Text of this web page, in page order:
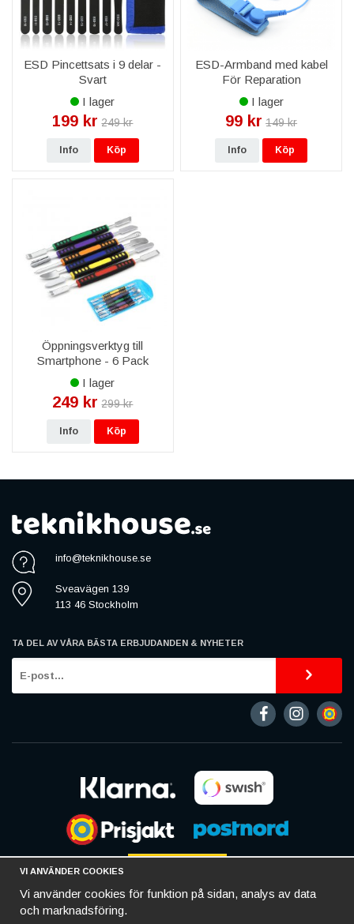
ESD Pincettsats i 9 delar -
Svart
I lager
199 kr 249 kr
Info Köp
ESD-Armband med kabel
För Reparation
I lager
99 kr 149 kr
Info Köp
Öppningsverktyg till
Smartphone - 6 Pack
I lager
249 kr 299 kr
Info Köp
info@teknikhouse.se
Sveavägen 139
113 46 Stockholm
TA DEL AV VÅRA BÄSTA ERBJUDANDEN & NYHETER
VI ANVÄNDER COOKIES
Vi använder cookies för funktion på sidan, analys av data
och marknadsföring.